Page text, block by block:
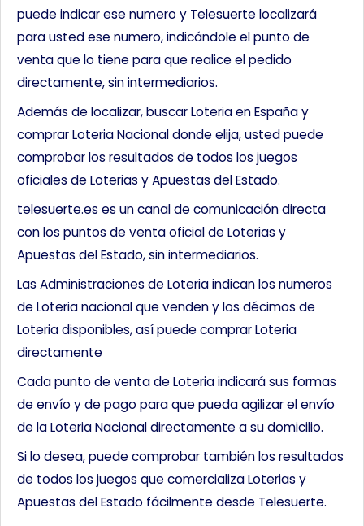
puede indicar ese numero y Telesuerte localizará
para usted ese numero, indicándole el punto de
venta que lo tiene para que realice el pedido
directamente, sin intermediarios.
Además de localizar, buscar Loteria en España y
comprar Loteria Nacional donde elija, usted puede
comprobar los resultados de todos los juegos
oficiales de Loterias y Apuestas del Estado.
telesuerte.es es un canal de comunicación directa
con los puntos de venta oficial de Loterias y
Apuestas del Estado, sin intermediarios.
Las Administraciones de Loteria indican los numeros
de Loteria nacional que venden y los décimos de
Loteria disponibles, así puede comprar Loteria
directamente
Cada punto de venta de Loteria indicará sus formas
de envío y de pago para que pueda agilizar el envío
de la Loteria Nacional directamente a su domicilio.
Si lo desea, puede comprobar también los resultados
de todos los juegos que comercializa Loterias y
Apuestas del Estado fácilmente desde Telesuerte.